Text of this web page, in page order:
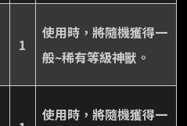
1
使用時，將隨機獲得一
般~稀有等級神獸。
使用時，將隨機獲得一